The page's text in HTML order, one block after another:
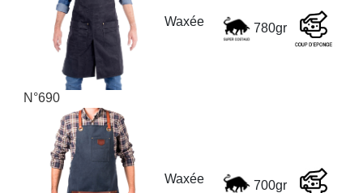
N°690
Waxée 780gr
Waxée 700gr